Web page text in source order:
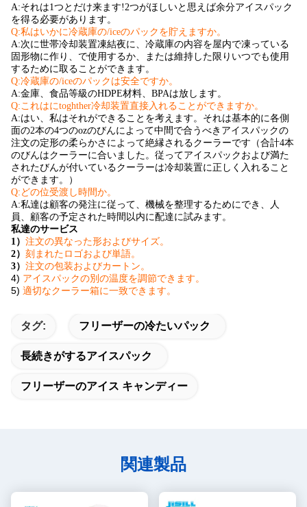
A:それは1つとだけ来ます!2つがほしいと思えば余分アイスパック
を得る必要があります。
Q:私はいかに冷蔵庫の/iceのパックを貯えますか。
A:次に世帯冷却装置凍結夜に、冷蔵庫の内容を屋内で凍っている
固形物に作り、で使用するか、または維持した限りいつでも使用
するために取ることができます。
Q:冷蔵庫の/iceのパックは安全ですか。
A:金庫、食品等級のHDPE材料、BPAは放します。
Q:これはにtoghther冷却装置直接入れることができますか。
A:はい、私はそれができることを考えます。それは基本的に各側
面の2本の4つのozのびんによって中間で合うべきアイスパックの
注文の定形の柔らかさによって絶縁されるクーラーです（合計4本
のびんはクーラーに合いました。従ってアイスパックおよび満た
されたびんが付いているクーラーは冷却装置に正しく入れること
ができます。
）
Q:どの位受渡し時間か。
A:私達は顧客の発注に従って、機械を整理するためにでき、人
員、顧客の予定された時間以内に配達に試みます。
私達のサービス
1） 注文の異なった形およびサイズ。
2） 刻まれたロゴおよび単語。
3） 注文の包装およびカートン。
4) アイスパックの別の温度を調節できます。
5) 適切なクーラー箱に一致できます。
タグ: フリーザーの冷たいパック
長続きがするアイスパック
フリーザーのアイス キャンディー
関連製品